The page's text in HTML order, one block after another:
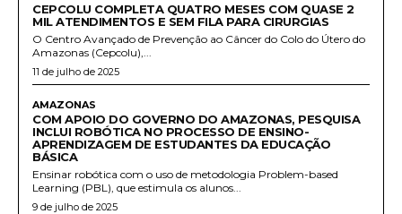
CEPCOLU COMPLETA QUATRO MESES COM QUASE 2
MIL ATENDIMENTOS E SEM FILA PARA CIRURGIAS
O Centro Avançado de Prevenção ao Câncer do Colo do Útero do
Amazonas (Cepcolu),...
11 de julho de 2025
AMAZONAS
COM APOIO DO GOVERNO DO AMAZONAS, PESQUISA
INCLUI ROBÓTICA NO PROCESSO DE ENSINO-
APRENDIZAGEM DE ESTUDANTES DA EDUCAÇÃO
BÁSICA
Ensinar robótica com o uso de metodologia Problem-based
Learning (PBL), que estimula os alunos...
9 de julho de 2025